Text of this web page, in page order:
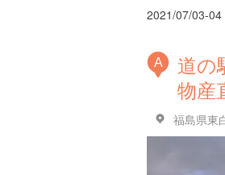
2021/07/03-04
A
道の
物産
福島県東